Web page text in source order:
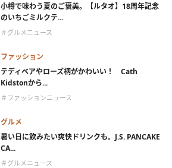
小樽で味わう夏のご褒美。【ルタオ】18周年記念
のいちごミルクテ...
＃グルメニュース
ファッション
テディベアやローズ柄がかわいい！ Cath
Kidstonから...
＃ファッションニュース
グルメ
暑い日に飲みたい爽快ドリンクも。J.S. PANCAKE
CA...
＃グルメニュース